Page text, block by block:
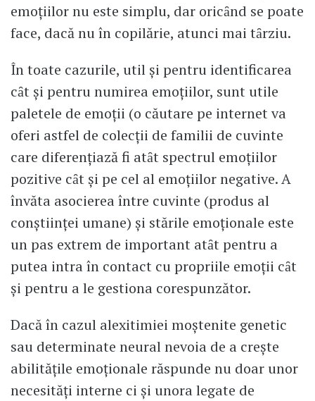
emoţiilor nu este simplu, dar oricȃnd se poate
face, dacă nu în copilărie, atunci mai tȃrziu.
În toate cazurile, util şi pentru identificarea
cȃt şi pentru numirea emoţiilor, sunt utile
paletele de emoţii (o căutare pe internet va
oferi astfel de colecţii de familii de cuvinte
care diferenţiază fi atȃt spectrul emoţiilor
pozitive cȃt şi pe cel al emoţiilor negative. A
învăta asocierea între cuvinte (produs al
conştiinţei umane) şi stările emoţionale este
un pas extrem de important atȃt pentru a
putea intra în contact cu propriile emoţii cȃt
şi pentru a le gestiona corespunzător.
Dacă în cazul alexitimiei moştenite genetic
sau determinate neural nevoia de a creşte
abilităţile emoţionale răspunde nu doar unor
necesităţi interne ci şi unora legate de